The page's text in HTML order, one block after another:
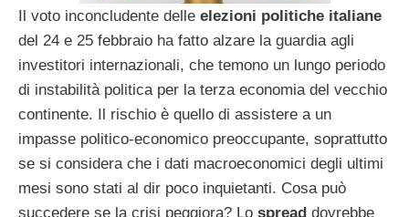
Il voto inconcludente delle elezioni politiche italiane
del 24 e 25 febbraio ha fatto alzare la guardia agli
investitori internazionali, che temono un lungo periodo
di instabilità politica per la terza economia del vecchio
continente. Il rischio è quello di assistere a un
impasse politico-economico preoccupante, soprattutto
se si considera che i dati macroeconomici degli ultimi
mesi sono stati al dir poco inquietanti. Cosa può
succedere se la crisi peggiora? Lo spread dovrebbe